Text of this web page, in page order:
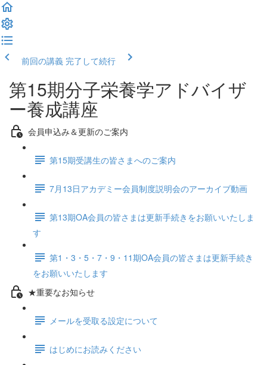
前回の講義 完了して続行
第15期分子栄養学アドバイザ
ー養成講座
会員申込み＆更新のご案内
第15期受講生の皆さまへのご案内
7月13日アカデミー会員制度説明会のアーカイブ動画
第13期OA会員の皆さまは更新手続きをお願いいたしま
す
第1・3・5・7・9・11期OA会員の皆さまは更新手続き
をお願いいたします
★重要なお知らせ
メールを受取る設定について
はじめにお読みください